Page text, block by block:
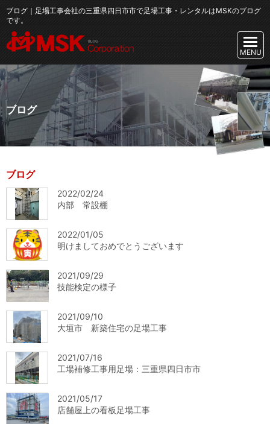
ブログ｜足場工事会社の三重県四日市市で足場工事・レンタルはMSKのブログ
です。
ブログ
ブログ
2022/02/24
内部 常設棚
2022/01/05
明けましておめでとうございます
2021/09/29
技能検定の様子
2021/09/10
大垣市 新築住宅の足場工事
2021/07/16
工場補修工事用足場：三重県四日市市
2021/05/17
店舗屋上の看板足場工事